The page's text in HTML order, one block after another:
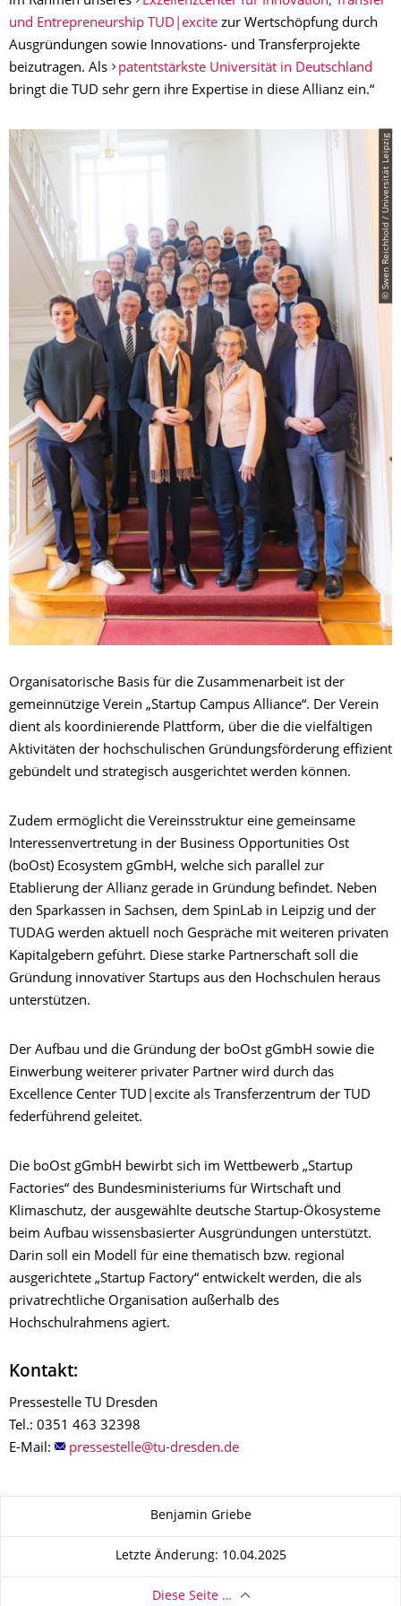
und Entrepreneurship TUD|excite zur Wertschöpfung durch
Ausgründungen sowie Innovations- und Transferprojekte
beizutragen. Als
patentstärkste Universität in Deutschland
bringt die TUD sehr gern ihre Expertise in diese Allianz ein.“
© Swen Reichhold / Universität Leipzig
Organisatorische Basis für die Zusammenarbeit ist der
gemeinnützige Verein „Startup Campus Alliance“. Der Verein
dient als koordinierende Plattform, über die die vielfältigen
Aktivitäten der hochschulischen Gründungsförderung effizient
gebündelt und strategisch ausgerichtet werden können.
Zudem ermöglicht die Vereinsstruktur eine gemeinsame
Interessenvertretung in der Business Opportunities Ost
(boOst) Ecosystem gGmbH, welche sich parallel zur
Etablierung der Allianz gerade in Gründung befindet. Neben
den Sparkassen in Sachsen, dem SpinLab in Leipzig und der
TUDAG werden aktuell noch Gespräche mit weiteren privaten
Kapitalgebern geführt. Diese starke Partnerschaft soll die
Gründung innovativer Startups aus den Hochschulen heraus
unterstützen.
Der Aufbau und die Gründung der boOst gGmbH sowie die
Einwerbung weiterer privater Partner wird durch das
Excellence Center TUD|excite als Transferzentrum der TUD
federführend geleitet.
Die boOst gGmbH bewirbt sich im Wettbewerb „Startup
Factories“ des Bundesministeriums für Wirtschaft und
Klimaschutz, der ausgewählte deutsche Startup-Ökosysteme
beim Aufbau wissensbasierter Ausgründungen unterstützt.
Darin soll ein Modell für eine thematisch bzw. regional
ausgerichtete „Startup Factory“ entwickelt werden, die als
privatrechtliche Organisation außerhalb des
Hochschulrahmens agiert.
Kontakt:
Pressestelle TU Dresden
Tel.: 0351 463 32398
E-Mail:
Benjamin Griebe
Letzte Änderung: 10.04.2025
Diese Seite …